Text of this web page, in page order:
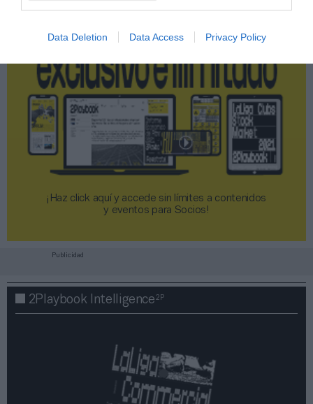
Data Deletion Data Access Privacy Policy
¡Haz click aquí y accede sin límites a contenidos
y eventos para Socios!​​​​​​​
Publicidad
2Playbook Intelligence2P